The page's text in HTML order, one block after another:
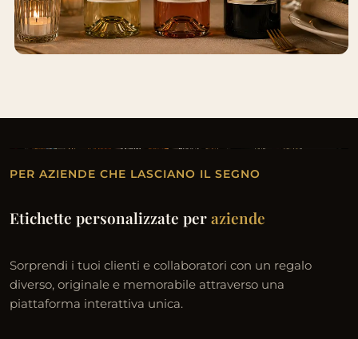
PER AZIENDE CHE LASCIANO IL SEGNO
Etichette personalizzate peraziende
Sorprendi i tuoi clienti e collaboratori con un regalo
diverso, originale e memorabile attraverso una
piattaforma interattiva unica.